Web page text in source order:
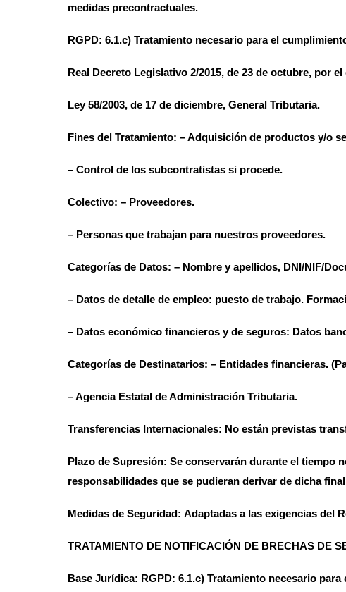
medidas precontractuales.
RGPD: 6.1.c) Tratamiento necesario para el
Real Decreto Legislativo 2/2015, de 23 de octubre, por
Ley 58/2003, de 17 de diciembre, General Tributaria.
Fines del Tratamiento: – Adquisición de productos y/o
– Control de los subcontratistas si procede.
Colectivo: – Proveedores.
– Personas que trabajan para nuestros proveedores.
Categorías de Datos: – Nombre y apellidos, DNI/NIF/
– Datos de detalle de empleo: puesto de trabajo.
– Datos económico financieros y de seguros: Datos
Categorías de Destinatarios: – Entidades financieras.
– Agencia Estatal de Administración Tributaria.
Transferencias Internacionales: No están previstas
Plazo de Supresión: Se conservarán durante el tiempo
responsabilidades que se pudieran derivar de dicha
Medidas de Seguridad: Adaptadas a las exigencias del
TRATAMIENTO DE NOTIFICACIÓN DE BRECHAS DE
Base Jurídica: RGPD: 6.1.c) Tratamiento necesario